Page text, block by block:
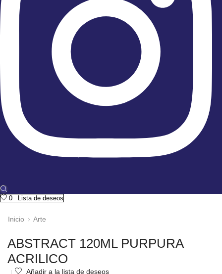
0 Lista de deseos
Inicio Arte
ABSTRACT 120ML PURPURA
ACRILICO
Añadir a la lista de deseos